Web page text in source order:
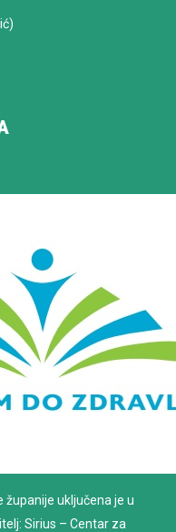
županije uključena je u
Sirius – Centar za